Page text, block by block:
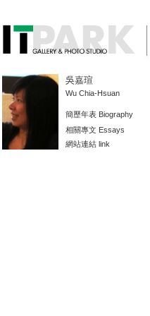
吳嘉瑄
Wu Chia-Hsuan
簡歷年表 Biography
相關專文 Essays
網站連結 link